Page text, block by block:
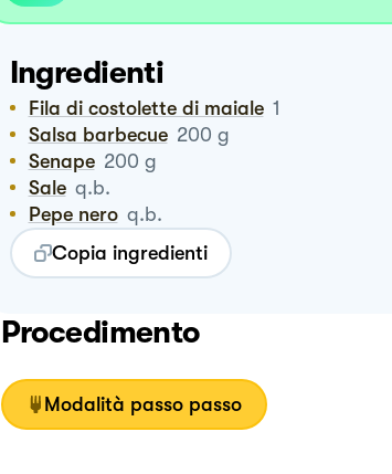
Ingredienti
Fila di costolette di maiale 1
Salsa barbecue 200 g
Senape 200 g
Sale q.b.
Pepe nero q.b.
Copia ingredienti
Procedimento
Modalità passo passo